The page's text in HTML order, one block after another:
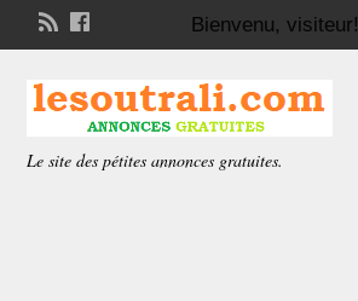
Bienvenu, visiteur!
Le site des pétites annonces gratuites.